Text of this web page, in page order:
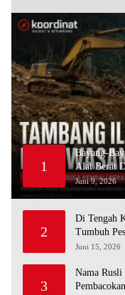
1
Bayang-
Alat Berat
Juni 9, 2026
2
Di Tengah
Tumbuh
Juni 15, 2026
3
Nama Rusli